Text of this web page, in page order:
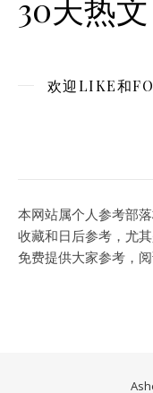
欢迎LIKE和
本网站属个人参考部
收藏和日后参考，尤
免费提供大家参考，